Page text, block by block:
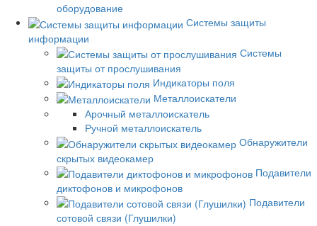
оборудование
Системы защиты
информации
Системы
защиты от прослушивания
Индикаторы поля
Металлоискатели
Арочный металлоискатель
Ручной металлоискатель
Обнаружители
скрытых видеокамер
Подавители
диктофонов и микрофонов
Подавители
сотовой связи (Глушилки)